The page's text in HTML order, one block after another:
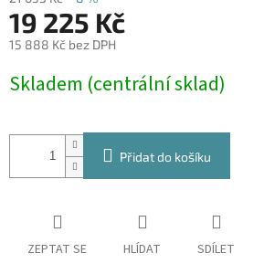
19 225 Kč
15 888 Kč bez DPH
cena:
Skladem (centrální sklad)
Přidat do košíku
ZEPTAT SE HLÍDAT SDÍLET